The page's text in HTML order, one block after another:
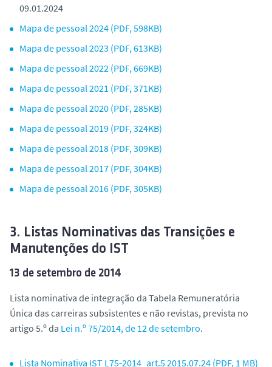
09.01.2024
Mapa de pessoal 2024 (PDF, 598KB)
Mapa de pessoal 2023 (PDF, 613KB)
Mapa de pessoal 2022 (PDF, 669KB)
Mapa de pessoal 2021 (PDF, 371KB)
Mapa de pessoal 2020 (PDF, 285KB)
Mapa de pessoal 2019 (PDF, 324KB)
Mapa de pessoal 2018 (PDF, 309KB)
Mapa de pessoal 2017 (PDF, 304KB)
Mapa de pessoal 2016 (PDF, 305KB)
3. Listas Nominativas das Transições e
Manutenções do IST
13 de setembro de 2014
Lista nominativa de integração da Tabela Remuneratória
Única das carreiras subsistentes e não revistas, prevista no
artigo 5.º da Lei n.º 75/2014, de 12 de setembro.
Lista Nominativa IST L75-2014_art.5 2015.07.24 (PDF, 1 MB)